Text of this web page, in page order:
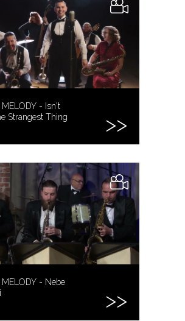
- Isn't
Strangest Thing
- Nebe